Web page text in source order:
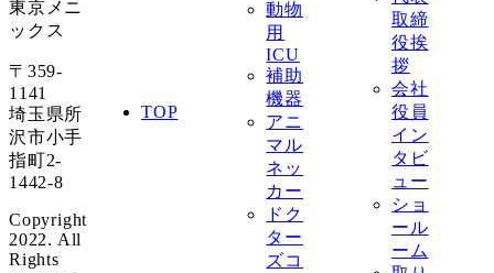
東京メニ
ックス
〒359-
1141
埼玉県所
沢市小手
指町2-
1442-8
Copyright
2022. All
Rights
TOP
動物
用
ICU
補助
機器
アニ
マル
ネッ
カー
ドク
ター
ズコ
取締
役挨
拶
会社
役員
イン
タビ
ュー
ショ
ール
ーム